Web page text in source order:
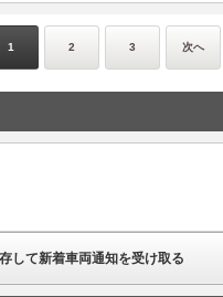
1 2 3 次へ
して新着車両通知を受け取る